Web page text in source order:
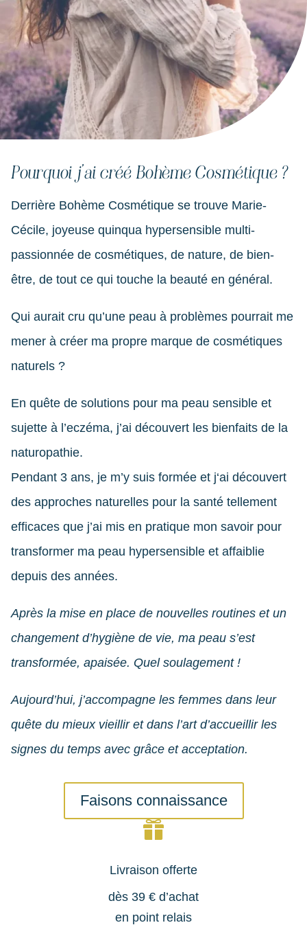
Pourquoi j’ai créé Bohème Cosmétique ?
Derrière Bohème Cosmétique se trouve Marie-
Cécile, joyeuse quinqua hypersensible multi-
passionnée de cosmétiques, de nature, de bien-
être, de tout ce qui touche la beauté en général.
Qui aurait cru qu’une peau à problèmes pourrait me
mener à créer ma propre marque de cosmétiques
naturels ?
En quête de solutions pour ma peau sensible et
sujette à l’eczéma, j’ai découvert les bienfaits de la
naturopathie.
Pendant 3 ans, je m’y suis formée et j‘ai découvert
des approches naturelles pour la santé tellement
efficaces que j’ai mis en pratique mon savoir pour
transformer ma peau hypersensible et affaiblie
depuis des années.
Après la mise en place de nouvelles routines et un
changement d’hygiène de vie, ma peau s’est
transformée, apaisée. Quel soulagement !
Aujourd’hui, j’accompagne les femmes dans leur
quête du mieux vieillir et dans l’art d’accueillir les
signes du temps avec grâce et acceptation.
Faisons connaissance

Livraison offerte
dès 39 € d’achat
en point relais